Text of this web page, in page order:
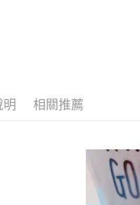
明 相關推薦